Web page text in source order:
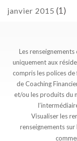
janvier 2015 (1)
Les
uniquement aux
compris les polices
de Coaching
et/ou les produits du
Visualiser les
renseignements